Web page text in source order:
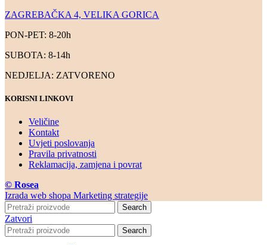
ZAGREBAČKA 4, VELIKA GORICA
PON-PET: 8-20h
SUBOTA: 8-14h
NEDJELJA: ZATVORENO
KORISNI LINKOVI
Veličine
Kontakt
Uvjeti poslovanja
Pravila privatnosti
Reklamacija, zamjena i povrat
© Rosea
Izrada web shopa Marketing strategije
Search
Zatvori
Search